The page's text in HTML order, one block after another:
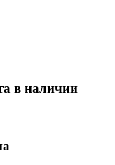
в наличии